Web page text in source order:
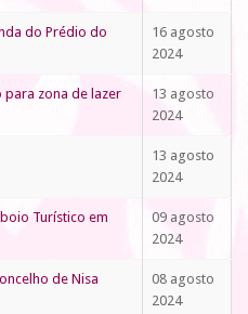
do Prédio do
16 agosto
2024
zona de lazer
13 agosto
2024
13 agosto
2024
Turístico em
09 agosto
2024
de Nisa
08 agosto
2024